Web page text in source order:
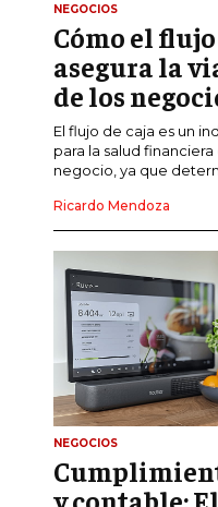
ANALÍTICA EMPRESARIAL
INTELLIGENCE
CIBERSEGURIDAD
ESTRATEGIA
EMPRESAS FAMILIARES
NEGOCIACIÓN Y
CONFLICTOS
DERECHO EMPRESARIAL Y
REGULACIONES
ÉXITO EMPRESARIAL Y
ESTUDIO
GOBIERNO CORPORATIVO
NEGOCIOS
ESTRATEGIAS DE
NEGOCIOS
Cómo el
asegura la
de los
El flujo de caja es un
para la salud
negocio, ya que
Ricardo Mendoza
NEGOCIOS